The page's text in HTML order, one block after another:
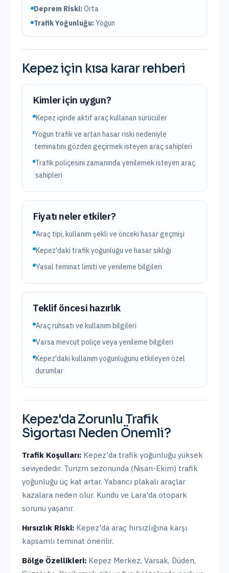
Deprem Riski:Orta
Trafik Yoğunluğu:Yoğun
Kepeziçin kısa karar rehberi
Kimler için uygun?
Kepez içinde aktif araç kullanan sürücüler
Yoğun trafik ve artan hasar riski nedeniyle
teminatını gözden geçirmek isteyen araç sahipleri
Trafik poliçesini zamanında yenilemek isteyen araç
sahipleri
Fiyatı neler etkiler?
Araç tipi, kullanım şekli ve önceki hasar geçmişi
Kepez'daki trafik yoğunluğu ve hasar sıklığı
Yasal teminat limiti ve yenileme bilgileri
Teklif öncesi hazırlık
Araç ruhsatı ve kullanım bilgileri
Varsa mevcut poliçe veya yenileme bilgileri
Kepez'daki kullanım yoğunluğunu etkileyen özel
durumlar
Kepez'da Zorunlu Trafik
Sigortası Neden Önemli?
Trafik Koşulları: Kepez'da trafik yoğunluğu yüksek
seviyededir. Turizm sezonunda (Nisan-Ekim) trafik
yoğunluğu üç kat artar. Yabancı plakalı araçlar
kazalara neden olur. Kundu ve Lara'da otopark
sorunu yaşanır.
Hırsızlık Riski: Kepez'da araç hırsızlığına karşı
kapsamlı teminat önerilir.
Bölge Özellikleri: Kepez Merkez, Varsak, Düden,